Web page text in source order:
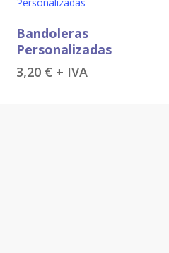
Seleccionar Opciones
producto
tiene
múltiples
Bandoleras
Personalizadas
3,20 € + IVA